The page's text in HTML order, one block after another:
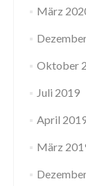
März
Oktober
Juli 2019
April
März